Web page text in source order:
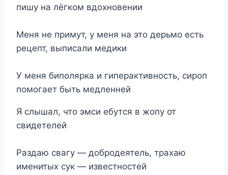
пишу на лёгком вдохновении
Меня не примут, у меня на это дерьмо есть
рецепт, выписали медики
У меня биполярка и гиперактивность, сироп
помогает быть медленней
Я слышал, что эмси ебутся в жопу от
свидетелей
Раздаю свагу — добродеятель, трахаю
именитых сук — известностей